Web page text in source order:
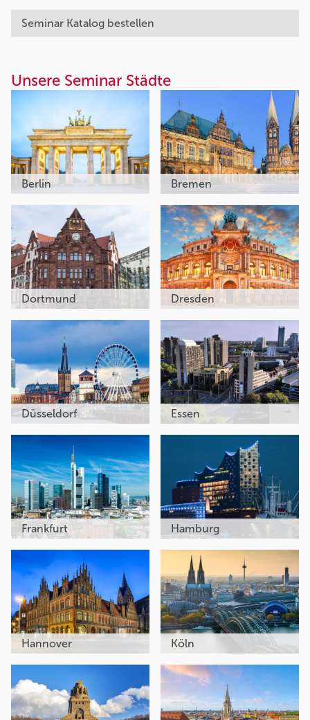
Seminar Katalog bestellen
Unsere Seminar Städte
Berlin Bremen
Dortmund Dresden
Düsseldorf Essen
Frankfurt Hamburg
Hannover Köln